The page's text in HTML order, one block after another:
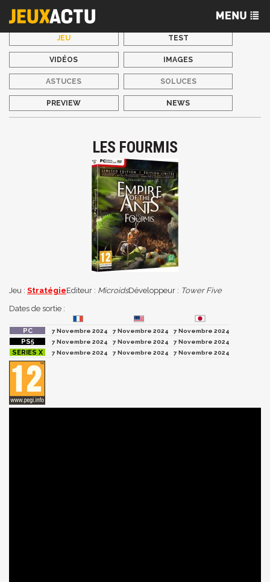
JEU TEST
VIDÉOS IMAGES
ASTUCES SOLUCES
PREVIEW NEWS
LES FOURMIS
Jeu : StratégieEditeur : MicroidsDéveloppeur : Tower Five
Dates de sortie :
7 Novembre 2024 7 Novembre 2024
7 Novembre 2024
7 Novembre 2024
7 Novembre 2024
7 Novembre 2024
7 Novembre 2024
7 Novembre 2024 7 Novembre 2024